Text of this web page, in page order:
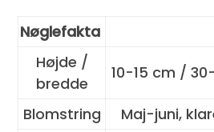
Nøglefakta
Højde /
bredde
10-15 cm /
Blomstring Maj-juni,